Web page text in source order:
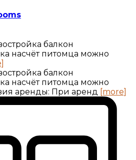
балкон
насчёт питомца можно
балкон
насчёт питомца можно
аренды: При аренд [more]